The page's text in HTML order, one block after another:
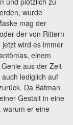
wurde
mag der
der von Rittern
wird es immer
einem
aus der Zeit
lediglich auf
Da Batman
Gestalt in eine
warum er eine